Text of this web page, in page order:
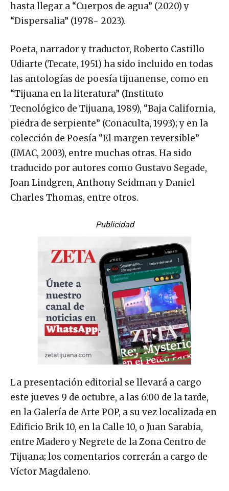
hasta llegar a “Cuerpos de agua” (2020) y
“Dispersalia” (1978- 2023).
Poeta, narrador y traductor, Roberto Castillo
Udiarte (Tecate, 1951) ha sido incluido en todas
las antologías de poesía tijuanense, como en
“Tijuana en la literatura” (Instituto
Tecnológico de Tijuana, 1989), “Baja California,
piedra de serpiente” (Conaculta, 1993); y en la
colección de Poesía “El margen reversible”
(IMAC, 2003), entre muchas otras. Ha sido
traducido por autores como Gustavo Se­gade,
Joan Lindgren, Anthony Seidman y Daniel
Charles Thomas, entre otros.
Publicidad
La presentación editorial se llevará a cargo
este jueves 9 de octubre, a las 6:00 de la tarde,
en la Galería de Arte POP, a su vez localizada en
Edificio Brik 10, en la Calle 10, o Juan Sarabia,
entre Madero y Negrete de la Zona Centro de
Tijuana; los comentarios correrán a cargo de
Víctor Magdaleno.